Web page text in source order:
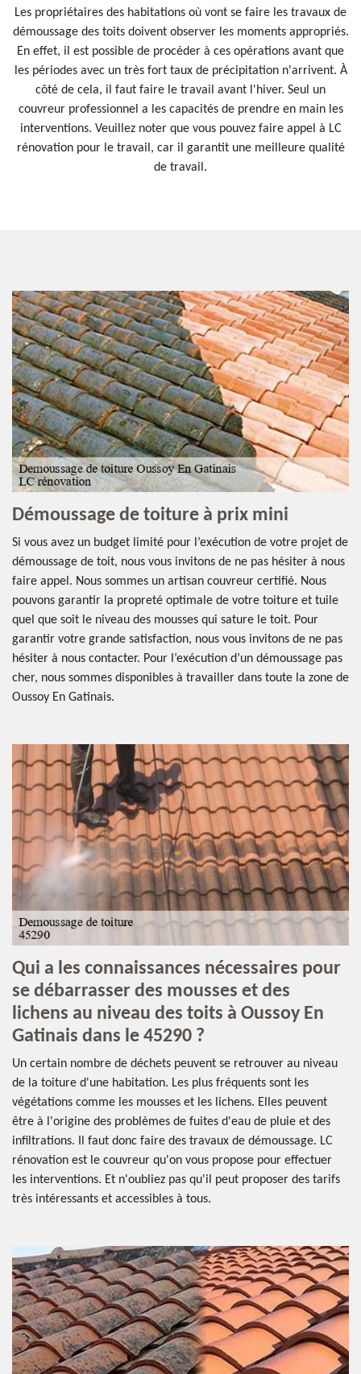
Les propriétaires des habitations où vont se faire les travaux de
démoussage des toits doivent observer les moments appropriés.
En effet, il est possible de procéder à ces opérations avant que
les périodes avec un très fort taux de précipitation n'arrivent. À
côté de cela, il faut faire le travail avant l'hiver. Seul un
couvreur professionnel a les capacités de prendre en main les
interventions. Veuillez noter que vous pouvez faire appel à LC
rénovation pour le travail, car il garantit une meilleure qualité
de travail.
Démoussage de toiture à prix mini
Si vous avez un budget limité pour l’exécution de votre projet de
démoussage de toit, nous vous invitons de ne pas hésiter à nous
faire appel. Nous sommes un artisan couvreur certifié. Nous
pouvons garantir la propreté optimale de votre toiture et tuile
quel que soit le niveau des mousses qui sature le toit. Pour
garantir votre grande satisfaction, nous vous invitons de ne pas
hésiter à nous contacter. Pour l’exécution d’un démoussage pas
cher, nous sommes disponibles à travailler dans toute la zone de
Oussoy En Gatinais.
Qui a les connaissances nécessaires pour
se débarrasser des mousses et des
lichens au niveau des toits à Oussoy En
Gatinais dans le 45290 ?
Un certain nombre de déchets peuvent se retrouver au niveau
de la toiture d'une habitation. Les plus fréquents sont les
végétations comme les mousses et les lichens. Elles peuvent
être à l'origine des problèmes de fuites d'eau de pluie et des
infiltrations. Il faut donc faire des travaux de démoussage. LC
rénovation est le couvreur qu'on vous propose pour effectuer
les interventions. Et n'oubliez pas qu'il peut proposer des tarifs
très intéressants et accessibles à tous.